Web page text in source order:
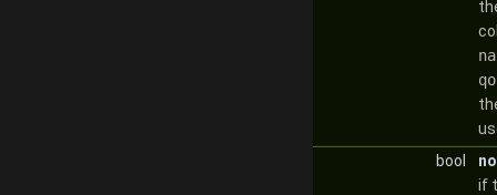
bool
if